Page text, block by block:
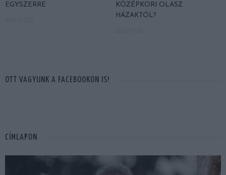
EGYSZERRE
KÖZÉPKORI OLASZ
HÁZAKTÓL?
OTT VAGYUNK A FACEBOOKON IS!
CÍMLAPON